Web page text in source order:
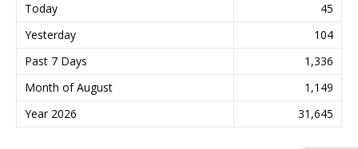
Today
45
Yesterday
104
Past 7 Days
1,336
Month of August
1,149
Year 2026
31,645